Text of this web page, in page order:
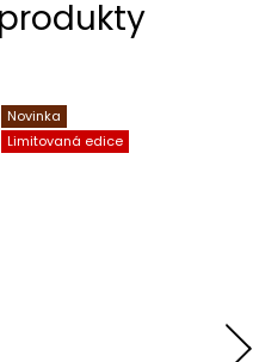
Novinka
Limitovaná edice